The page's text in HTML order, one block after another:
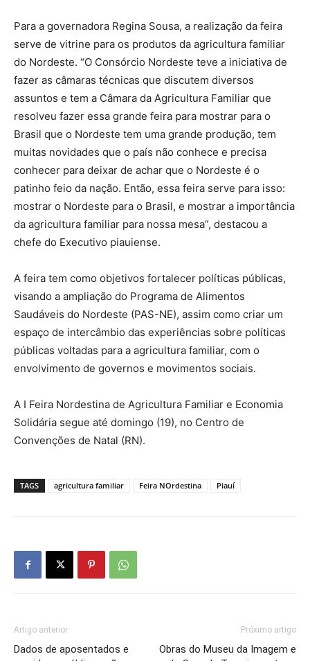
Para a governadora Regina Sousa, a realização da feira
serve de vitrine para os produtos da agricultura familiar
do Nordeste. “O Consórcio Nordeste teve a iniciativa de
fazer as câmaras técnicas que discutem diversos
assuntos e tem a Câmara da Agricultura Familiar que
resolveu fazer essa grande feira para mostrar para o
Brasil que o Nordeste tem uma grande produção, tem
muitas novidades que o país não conhece e precisa
conhecer para deixar de achar que o Nordeste é o
patinho feio da nação. Então, essa feira serve para isso:
mostrar o Nordeste para o Brasil, e mostrar a importância
da agricultura familiar para nossa mesa”, destacou a
chefe do Executivo piauiense.
A feira tem como objetivos fortalecer políticas públicas,
visando a ampliação do Programa de Alimentos
Saudáveis do Nordeste (PAS-NE), assim como criar um
espaço de intercâmbio das experiências sobre políticas
públicas voltadas para a agricultura familiar, com o
envolvimento de governos e movimentos sociais.
A I Feira Nordestina de Agricultura Familiar e Economia
Solidária segue até domingo (19), no Centro de
Convenções de Natal (RN).
TAGS agricultura familiar Feira NOrdestina Piauí
Artigo anterior
Dados de aposentados e
Próximo artigo
Obras do Museu da Imagem e